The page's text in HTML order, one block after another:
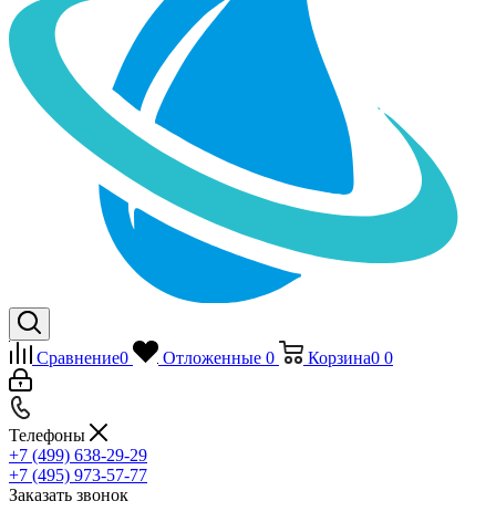
Сравнение0 Отложенные 0 Корзина0 0
Телефоны
+7 (499) 638-29-29
+7 (495) 973-57-77
Заказать звонок